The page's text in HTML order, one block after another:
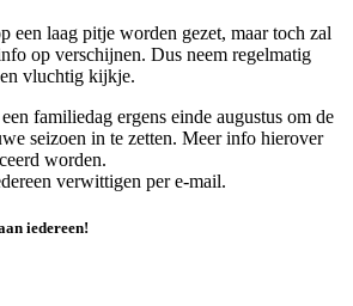
een laag pitje worden gezet, maar toch zal
op verschijnen. Dus neem regelmatig
vluchtig kijkje.
familiedag ergens einde augustus om de
seizoen in te zetten. Meer info hierover
worden.
verwittigen per e-mail.
iedereen!